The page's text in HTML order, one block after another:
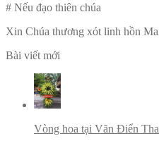
# Nếu đạo thiên chúa
Xin Chúa thương xót linh hồn
Bài viết mới
Vòng hoa tại Văn Điển